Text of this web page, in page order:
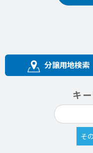
分譲用地検索
キ